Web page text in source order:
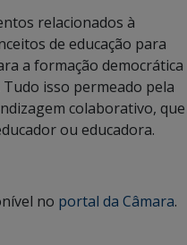
relacionados à
de educação para
a formação democrática
isso permeado pela
colaborativo, que
ou educadora.
no portal da Câmara.